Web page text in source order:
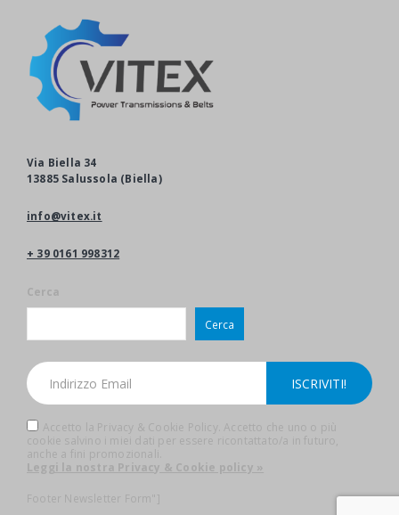
Via Biella 34
13885 Salussola (Biella)
info@vitex.it
+ 39 0161 998312
Cerca
Cerca
Accetto la Privacy & Cookie Policy. Accetto che uno o più
cookie salvino i miei dati per essere ricontattato/a in futuro,
anche a fini promozionali.
Leggi la nostra Privacy & Cookie policy »
Footer Newsletter Form"]